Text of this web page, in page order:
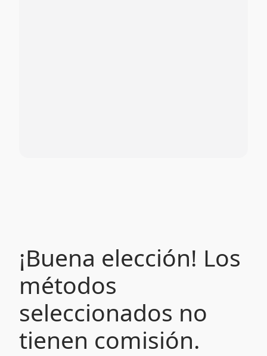
¡Buena elección! Los
métodos
seleccionados no
tienen comisión.